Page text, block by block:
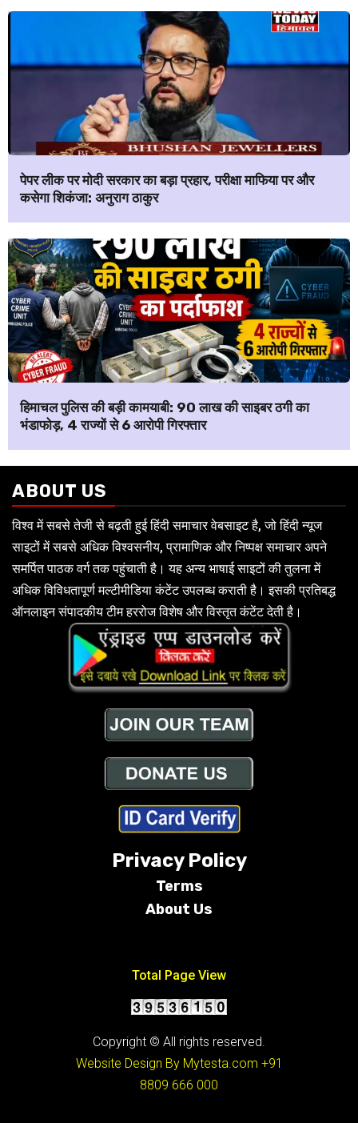
पेपर लीक पर मोदी सरकार का बड़ा प्रहार, परीक्षा माफिया पर और
कसेगा शिकंजा: अनुराग ठाकुर
हिमाचल पुलिस की बड़ी कामयाबी: ₹90 लाख की साइबर ठगी का
भंडाफोड़, 4 राज्यों से 6 आरोपी गिरफ्तार
ABOUT US
विश्व में सबसे तेजी से बढ़ती हुई हिंदी समाचार वेबसाइट है, जो हिंदी न्यूज
साइटों में सबसे अधिक विश्वसनीय, प्रामाणिक और निष्पक्ष समाचार अपने
समर्पित पाठक वर्ग तक पहुंचाती है। यह अन्य भाषाई साइटों की तुलना में
अधिक विविधतापूर्ण मल्टीमीडिया कंटेंट उपलब्ध कराती है। इसकी प्रतिबद्ध
ऑनलाइन संपादकीय टीम हररोज विशेष और विस्तृत कंटेंट देती है।
Privacy Policy
Terms
About Us
Total Page View
Copyright © All rights reserved.
Website Design By Mytesta.com +91
8809 666 000